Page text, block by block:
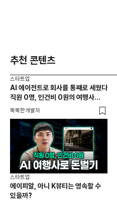
추천 콘텐츠
스타트업
AI 에이전트로 회사를 통째로 세웠다
직원 0명, 인건비 0원의 여행사
제작기
똑똑한개발자
스타트업
에이피알, 아니 K뷰티는 영속할 수
있을까?